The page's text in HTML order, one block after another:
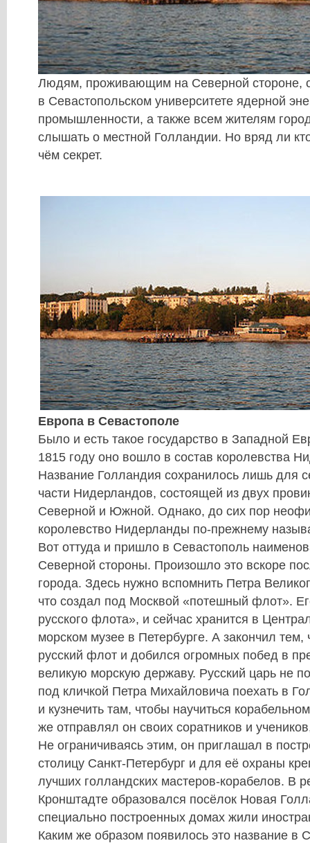
Людям, проживающим на Северной стороне,
в Севастопольском университете ядерной
промышленности, а также всем жителям
слышать о местной Голландии. Но вряд ли
чём секрет.
Европа в Севастополе
Было и есть такое государство в Западной
1815 году оно вошло в состав королевства
Название Голландия сохранилось лишь для
части Нидерландов, состоящей из двух
Северной и Южной. Однако, до сих пор
королевство Нидерланды по-прежнему
Вот оттуда и пришло в Севастополь
Северной стороны. Произошло это вскоре
города. Здесь нужно вспомнить Петра
что создал под Москвой «потешный флот».
русского флота», и сейчас хранится в
морском музее в Петербурге. А закончил тем,
русский флот и добился огромных побед в
великую морскую державу. Русский царь не
под кличкой Петра Михайловича поехать в
и кузнечить там, чтобы научиться
же отправлял он своих соратников и
Не ограничиваясь этим, он приглашал в
столицу Санкт-Петербург и для её охраны
лучших голландских мастеров-корабелов. В
Кронштадте образовался посёлок Новая
специально построенных домах жили
Каким же образом появилось это название в